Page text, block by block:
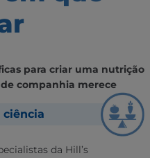
para criar uma nutrição
companhia merece
ciência
da Hill’s